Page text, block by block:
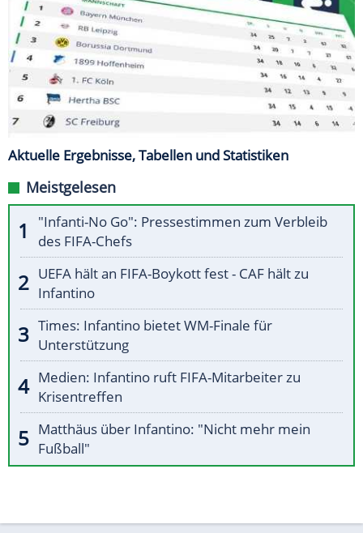
Aktuelle Ergebnisse, Tabellen und Statistiken
Meistgelesen
"Infanti-No Go": Pressestimmen zum Verbleib
des FIFA-Chefs
UEFA hält an FIFA-Boykott fest - CAF hält zu
Infantino
Times: Infantino bietet WM-Finale für
Unterstützung
Medien: Infantino ruft FIFA-Mitarbeiter zu
Krisentreffen
Matthäus über Infantino: "Nicht mehr mein
Fußball"